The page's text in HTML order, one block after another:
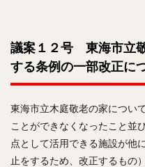
議案１２号 東海市立
する条例の一部改正に
東海市立木庭敬老の家につい
ことができなくなったこと並
点として活用できる施設が他
止をするため、改正するもの）